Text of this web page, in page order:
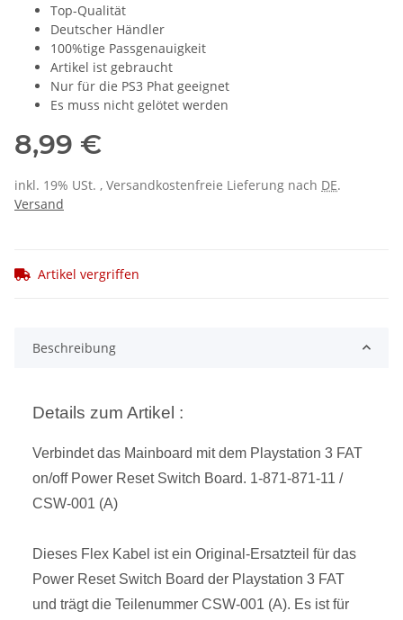
Top-Qualität
Deutscher Händler
100%tige Passgenauigkeit
Artikel ist gebraucht
Nur für die PS3 Phat geeignet
Es muss nicht gelötet werden
8,99 €
inkl. 19% USt. , Versandkostenfreie Lieferung nach DE.
Versand
Artikel vergriffen
Beschreibung
Details zum Artikel :
Verbindet das Mainboard mit dem Playstation 3 FAT
on/off Power Reset Switch Board. 1-871-871-11 /
CSW-001 (A)
Dieses Flex Kabel ist ein Original-Ersatzteil für das
Power Reset Switch Board der Playstation 3 FAT
und trägt die Teilenummer CSW-001 (A). Es ist für